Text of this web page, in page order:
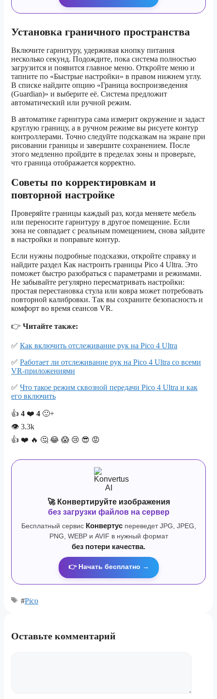
Установка граничного пространства
Включите гарнитуру, удерживая кнопку питания
несколько секунд. Подождите, пока система полностью
загрузится и появится главное меню. Откройте меню и
тапните по «Быстрые настройки» в правом нижнем углу.
В списке найдите опцию «Граница воспроизведения
(Guardian)» и выберите её. Система предложит
автоматический или ручной режим.
В автоматике гарнитура сама измерит окружение и задаст
круглую границу, а в ручном режиме вы рисуете контур
контроллерами. Точно следуйте подсказкам на экране при
рисовании границы и завершите сохранением. После
этого медленно пройдите в пределах зоны и проверьте,
что граница отображается корректно.
Советы по корректировкам и
повторной настройке
Проверяйте границы каждый раз, когда меняете мебель
или переносите гарнитуру в другое помещение. Если
зона не совпадает с реальным помещением, снова зайдите
в настройки и поправьте контур.
Если нужны подробные подсказки, откройте справку и
найдите раздел Как настроить границы Pico 4 Ultra. Это
поможет быстро разобраться с параметрами и режимами.
Не забывайте регулярно пересматривать настройки:
простая перестановка стула или ковра может потребовать
повторной калибровки. Так вы сохраните безопасность и
комфорт во время сеансов VR.
👉 Читайте также:
✅ Как включить отслеживание рук на Pico 4 Ultra
✅ Работает ли отслеживание рук на Pico 4 Ultra со всеми
VR-приложениями
✅ Что такое режим сквозной передачи Pico 4 Ultra и как
его включить
👍 4 ❤️ 4 🙂+
👁 3.3k
👍 ❤️ 🔥 🤔 😂 😱 😢 😎 😡
🚀 Конвертируйте изображения
без загрузки файлов на сервер
Бесплатный сервис Конвертуспереведет JPG, JPEG,
PNG, WEBP и AVIF в нужный формат
без потери качества.
👉 Начать бесплатно →
#Pico
Оставьте комментарий